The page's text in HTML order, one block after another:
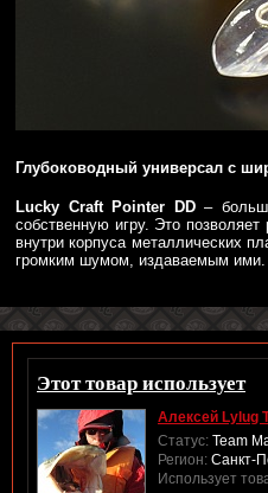
Глубоководный универсал с
Lucky Craft Pointer DD–
собственную игру. Это
внутри корпуса металлических
громким шумом, издаваемым ими.
Этот товар использует
Алексей Lylug
Статус: Team
Регион: Санкт-
Использует